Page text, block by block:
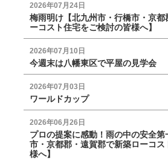
2026年07月24日
梅雨明け【北九州市・行橋市・京都
ーコスト住宅をご検討の皆様へ】
2026年07月10日
今週末は八幡東区で平屋の見学会
2026年07月03日
ワールドカップ
2026年06月26日
プロの提案に感動！雨の中の安全
市・京都郡・遠賀郡で新築ローコ
様へ】